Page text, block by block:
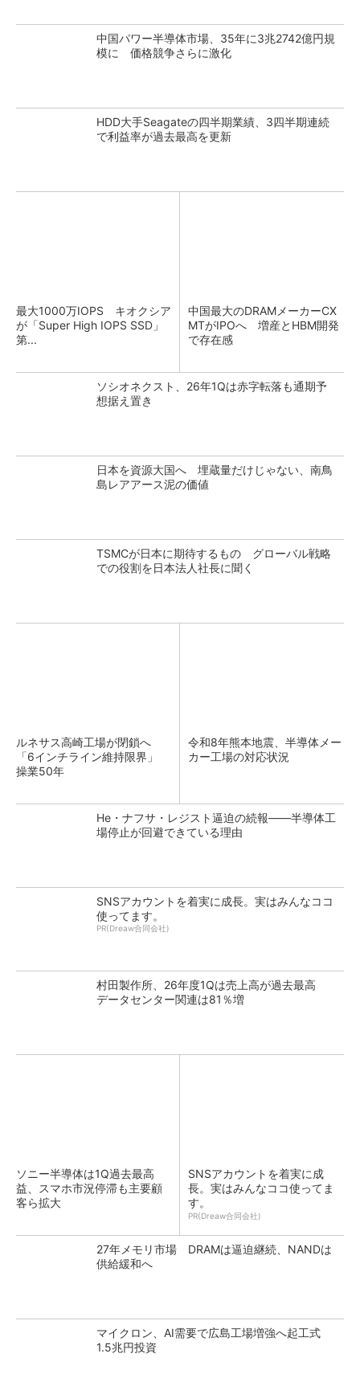
中国パワー半導体市場、35年に3兆2742億円規
模に 価格競争さらに激化
HDD大手Seagateの四半期業績、3四半期連続
で利益率が過去最高を更新
最大1000万IOPS キオクシア
が「Super High IOPS SSD」
第...
中国最大のDRAMメーカーCX
MTがIPOへ 増産とHBM開発
で存在感
ソシオネクスト、26年1Qは赤字転落も通期予
想据え置き
日本を資源大国へ 埋蔵量だけじゃない、南鳥
島レアアース泥の価値
TSMCが日本に期待するもの グローバル戦略
での役割を日本法人社長に聞く
ルネサス高崎工場が閉鎖へ
「6インチライン維持限界」
操業50年
令和8年熊本地震、半導体メー
カー工場の対応状況
He・ナフサ・レジスト逼迫の続報――半導体工
場停止が回避できている理由
SNSアカウントを着実に成長。実はみんなココ
使ってます。
PR(Dreaw合同会社)
村田製作所、26年度1Qは売上高が過去最高
データセンター関連は81％増
ソニー半導体は1Q過去最高
益、スマホ市況停滞も主要顧
客ら拡大
SNSアカウントを着実に成
長。実はみんなココ使ってま
す。
PR(Dreaw合同会社)
27年メモリ市場 DRAMは逼迫継続、NANDは
供給緩和へ
マイクロン、AI需要で広島工場増強へ起工式
1.5兆円投資